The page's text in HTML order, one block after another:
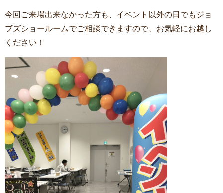
今回ご来場出来なかった方も、イベント以外の日でもジョ
ブズショールームでご相談できますので、お気軽にお越し
ください！